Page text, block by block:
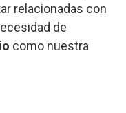
relacionadas con
de
como nuestra